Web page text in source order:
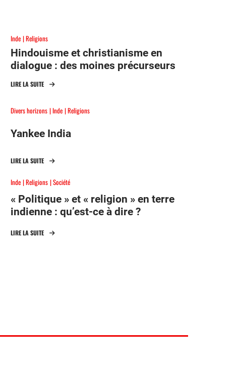
Inde Religions
Hindouisme et christianisme en
dialogue : des moines précurseurs
LIRE LA SUITE
Divers horizons Inde Religions
Yankee India
LIRE LA SUITE
Inde Religions Société
« Politique » et « religion » en terre
indienne : qu’est-ce à dire ?
LIRE LA SUITE